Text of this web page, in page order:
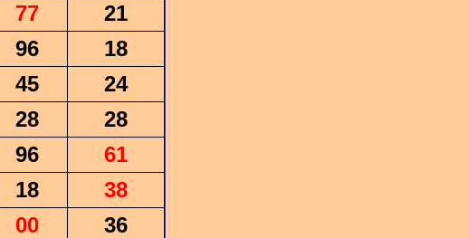
77
21
96
18
45
24
28
28
96
61
18
38
00
36